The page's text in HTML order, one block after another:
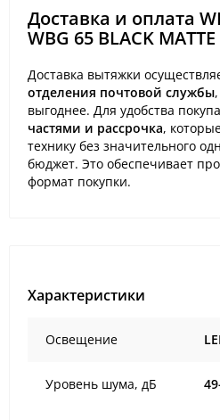
Доставка и оплата
WBG 65 BLACK MATTE
Доставка вытяжки
отделения почтовой службы
выгоднее. Для удобства
частями и рассрочка,
технику без значительного
бюджет. Это обеспечивает
формат покупки.
Характеристики
Освещение
Уровень шума, дБ